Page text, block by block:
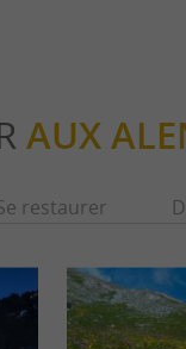
AUX
restaurer